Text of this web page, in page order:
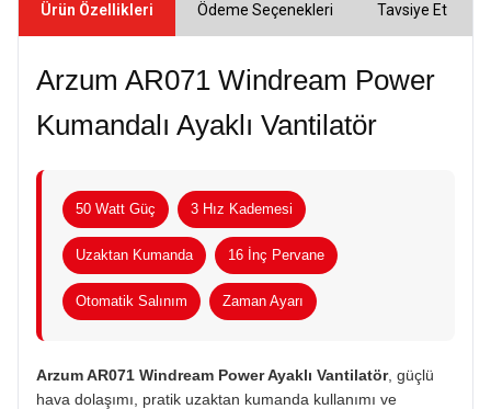
Ürün Özellikleri Ödeme Seçenekleri Tavsiye Et
Arzum AR071 Windream Power
Kumandalı Ayaklı Vantilatör
50 Watt Güç 3 Hız Kademesi
Uzaktan Kumanda 16 İnç Pervane
Otomatik Salınım Zaman Ayarı
Arzum AR071 Windream Power Ayaklı Vantilatör, güçlü
hava dolaşımı, pratik uzaktan kumanda kullanımı ve